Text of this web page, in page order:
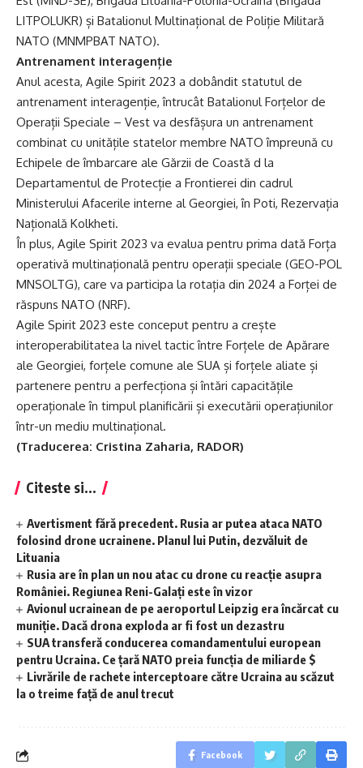
LITPOLUKR) și Batalionul Multinațional de Poliție Militară
NATO (MNMPBAT NATO).
Antrenament interagenție
Anul acesta, Agile Spirit 2023 a dobândit statutul de
antrenament interagenție, întrucât Batalionul Forțelor de
Operații Speciale – Vest va desfășura un antrenament
combinat cu unitățile statelor membre NATO împreună cu
Echipele de îmbarcare ale Gărzii de Coastă d la
Departamentul de Protecție a Frontierei din cadrul
Ministerului Afacerile interne al Georgiei, în Poti, Rezervația
Națională Kolkheti.
În plus, Agile Spirit 2023 va evalua pentru prima dată Forța
operativă multinațională pentru operații speciale (GEO-POL
MNSOLTG), care va participa la rotația din 2024 a Forței de
răspuns NATO (NRF).
Agile Spirit 2023 este conceput pentru a crește
interoperabilitatea la nivel tactic între Forțele de Apărare
ale Georgiei, forțele comune ale SUA și forțele aliate și
partenere pentru a perfecționa și întări capacitățile
operaționale în timpul planificării și executării operațiunilor
într-un mediu multinațional.
(Traducerea: Cristina Zaharia, RADOR)
Citeste si...
Avertisment fără precedent. Rusia ar putea ataca NATO
folosind drone ucrainene. Planul lui Putin, dezvăluit de
Lituania
Rusia are în plan un nou atac cu drone cu reacție asupra
României. Regiunea Reni-Galați este în vizor
Avionul ucrainean de pe aeroportul Leipzig era încărcat cu
muniție. Dacă drona exploda ar fi fost un dezastru
SUA transferă conducerea comandamentului european
pentru Ucraina. Ce țară NATO preia funcția de miliarde $
Livrările de rachete interceptoare către Ucraina au scăzut
la o treime față de anul trecut
Facebook